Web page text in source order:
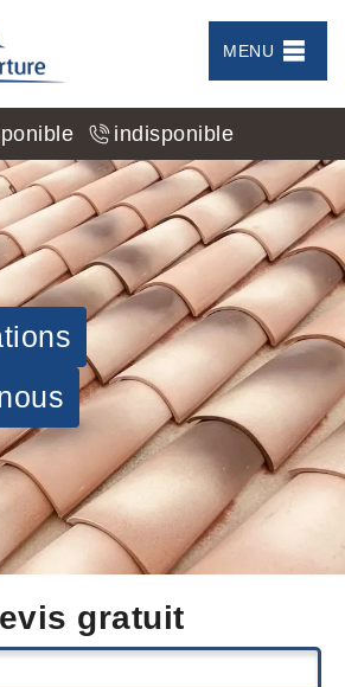
MENU
indisponible
gratuit